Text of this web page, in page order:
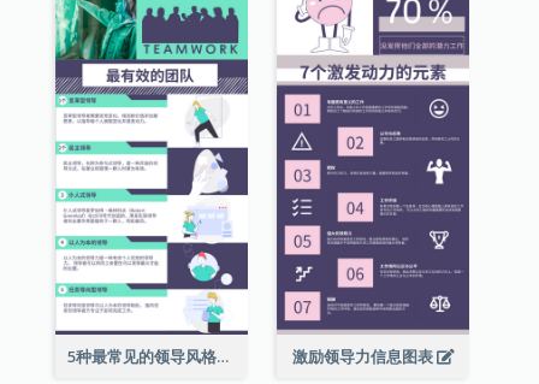
5种最常见的领导风格信息图表 激励领导力信息图表